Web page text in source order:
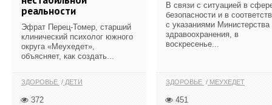
реальности
Эфрат Перец-Томер, старший
клинический психолог южного
округа «Меухедет»,
объясняет, как создать...
ЗДОРОВЬЕ ДЕТИ
372
В связи с ситуацией в
безопасности и в
с указаниями Министерства
здравоохранения, в
воскресенье...
ЗДОРОВЬЕ МЕУХЕДЕТ
451